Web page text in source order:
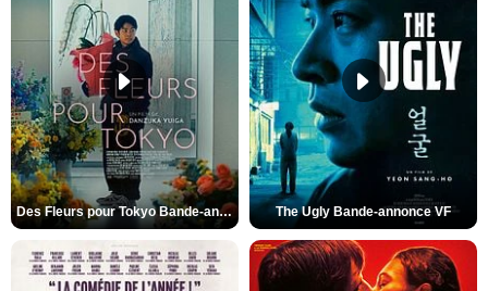
Des Fleurs pour Tokyo Bande-annonce VO STFR The Ugly Bande-annonce VF